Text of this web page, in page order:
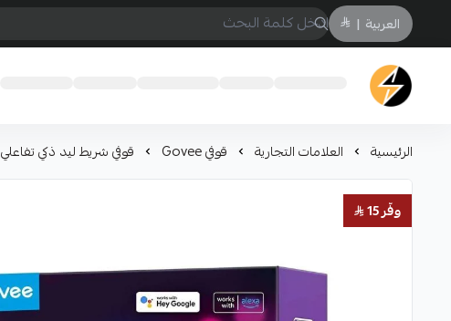
العربية |
سمارت ايكو Smart Eco
الرئيسية العلامات التجارية قوفي Govee قوفي شريط ليد ذكي تفاعلي 10 متر
وفّر 15